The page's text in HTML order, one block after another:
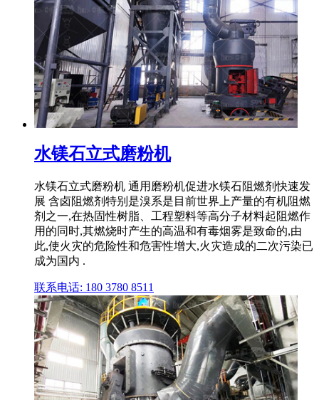
水镁石立式磨粉机
水镁石立式磨粉机 通用磨粉机促进水镁石阻燃剂快速发
展 含卤阻燃剂特别是溴系是目前世界上产量的有机阻燃
剂之一,在热固性树脂、工程塑料等高分子材料起阻燃作
用的同时,其燃烧时产生的高温和有毒烟雾是致命的,由
此,使火灾的危险性和危害性增大,火灾造成的二次污染已
成为国内 .
联系电话: 180 3780 8511